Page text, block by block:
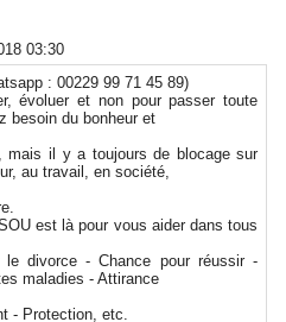
03:30
: 00229 99 71 45 89)
évoluer et non pour passer toute
besoin du bonheur et
mais il y a toujours de blocage sur
au travail, en société,
est là pour vous aider dans tous
le divorce - Chance pour réussir -
maladies - Attirance
- Protection, etc.